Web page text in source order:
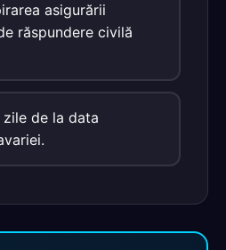
asigurării
răspundere civilă
de la data